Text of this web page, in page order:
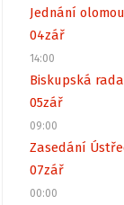
Jednání
04zář
14:00
Biskupská rada
05zář
09:00
Zasedání
07zář
00:00